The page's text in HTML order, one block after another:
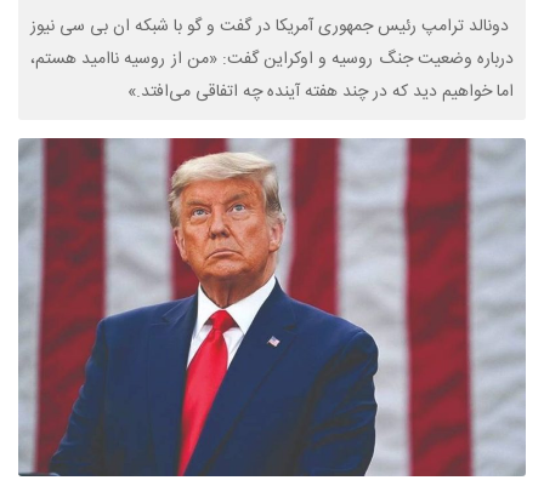
دونالد ترامپ رئیس جمهوری آمریکا در گفت و گو با شبکه ان بی سی نیوز
درباره وضعیت جنگ روسیه و اوکراین گفت: «من از روسیه ناامید هستم،
اما خواهیم دید که در چند هفته آینده چه اتفاقی می‌افتد.»